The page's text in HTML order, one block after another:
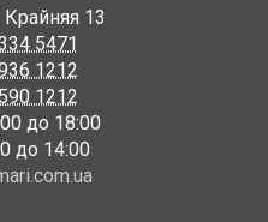
Крайняя 13
5471
1212
1212
до 18:00
до 14:00